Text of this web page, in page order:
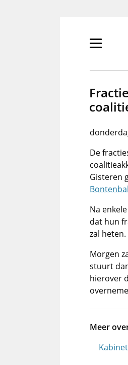
Primair
tonen/
De
Gisteren
Bontenbal
Na
dat hun
zal heten.
Morgen
stuurt
hierover
Meer